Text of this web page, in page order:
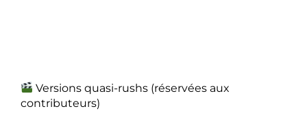
Versions quasi-rushs (réservées aux
contributeurs)